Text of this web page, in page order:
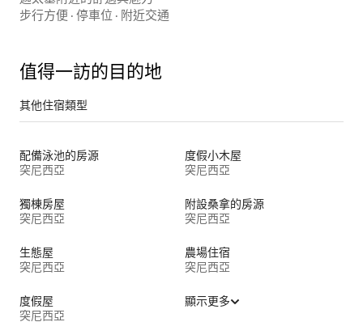
步行方便 · 停車位 · 附近交通
值得一訪的目的地
其他住宿類型
配備泳池的房源
突尼西亞
度假小木屋
突尼西亞
獨棟房屋
突尼西亞
附設桑拿的房源
突尼西亞
生態屋
突尼西亞
農場住宿
突尼西亞
度假屋
突尼西亞
顯示更多